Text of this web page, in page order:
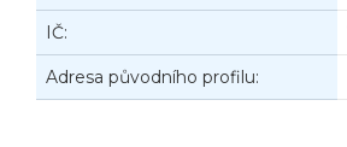
IČ:
Adresa původního profilu: